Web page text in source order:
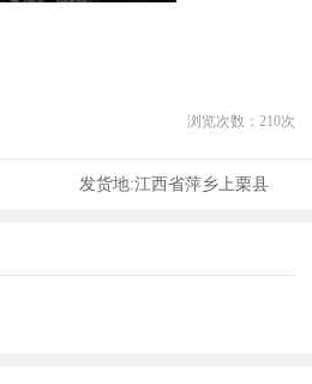
浏览次数： 210次
发货地:江西省萍乡上栗县